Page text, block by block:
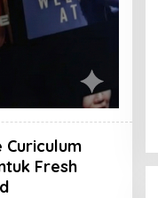
Fresh